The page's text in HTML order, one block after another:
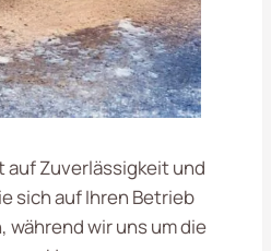
auf Zuverlässigkeit und
sich auf Ihren Betrieb
wir uns um die